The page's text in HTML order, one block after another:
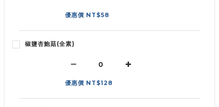
優惠價 NT$58
椒鹽杏鮑菇(全素)
優惠價 NT$128